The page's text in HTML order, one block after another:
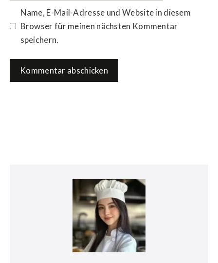
Name, E-Mail-Adresse und Website in diesem
Browser für meinen nächsten Kommentar
speichern.